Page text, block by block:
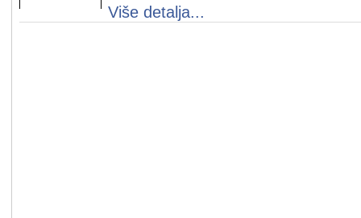
Više detalja...